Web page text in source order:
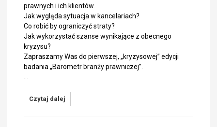
prawnych i ich klientów.
Jak wygląda sytuacja w kancelariach?
Co robić by ograniczyć straty?
Jak wykorzystać szanse wynikające z obecnego
kryzysu?
Zapraszamy Was do pierwszej, „kryzysowej” edycji
badania „Barometr branży prawniczej”.
Czytaj dalej